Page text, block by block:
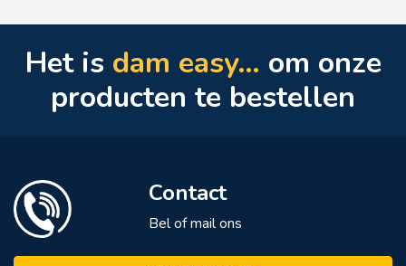
Het is dam easy… om onze
producten te bestellen
Contact
Bel of mail ons